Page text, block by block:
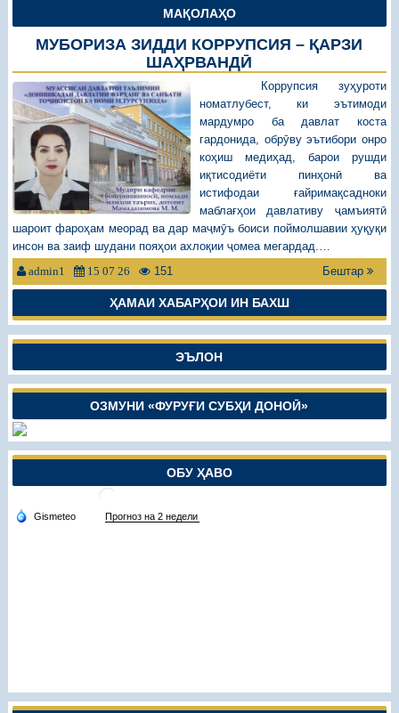
МАҚОЛАҲО
МУБОРИЗА ЗИДДИ КОРРУПСИЯ – ҚАРЗИ
ШАҲРВАНДӢ
Коррупсия зуҳуроти
номатлубест, ки эътимоди
мардумро ба давлат коста
гардонида, обрӯву эътибори онро
коҳиш медиҳад, барои рушди
иқтисодиёти пинҳонӣ ва
истифодаи ғайримақсадноки
маблағҳои давлативу ҷамъиятӣ
шароит фароҳам меорад ва дар маҷмӯъ боиси поймолшавии ҳуқуқи
инсон ва заиф шудани пояҳои ахлоқии ҷомеа мегардад.…
admin1 15 07 26 151 Бештар
ҲАМАИ ХАБАРҲОИ ИН БАХШ
ЭЪЛОН
ОЗМУНИ «ФУРУҒИ СУБҲИ ДОНОӢ»
ОБУ ҲАВО